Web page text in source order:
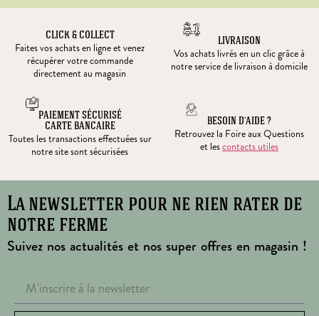
CLICK & COLLECT
Faites vos achats en ligne et venez
récupérer votre commande
directement au magasin
LIVRAISON
Vos achats livrés en un clic grâce à
notre service de livraison à domicile
PAIEMENT SÉCURISÉ
CARTE BANCAIRE
Toutes les transactions effectuées sur
notre site sont sécurisées
BESOIN D’AIDE ?
Retrouvez la Foire aux Questions
et lescontacts utiles
La newsletter pour ne rien rater de
notre ferme
Suivez nos actualités et nos super offres en magasin !